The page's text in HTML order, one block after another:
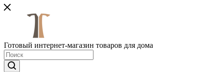
Готовый интернет-магазин товаров для дома